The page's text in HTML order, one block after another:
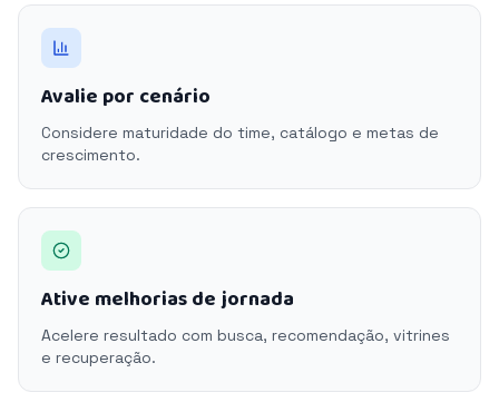
Avalie por cenário
Considere maturidade do time, catálogo e metas de
crescimento.
Ative melhorias de jornada
Acelere resultado com busca, recomendação, vitrines
e recuperação.